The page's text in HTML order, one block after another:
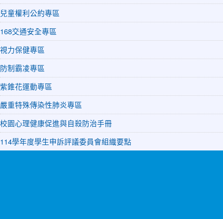
兒童權利公約專區
168交通安全專區
視力保健專區
防制霸凌專區
紫錐花運動專區
嚴重特殊傳染性肺炎專區
校園心理健康促進與自殺防治手冊
114學年度學生申訴評議委員會組織要點